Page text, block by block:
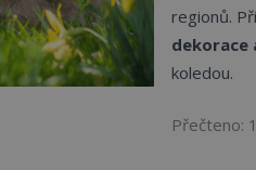
regionů.
dekorace
koledou.
Přečteno: